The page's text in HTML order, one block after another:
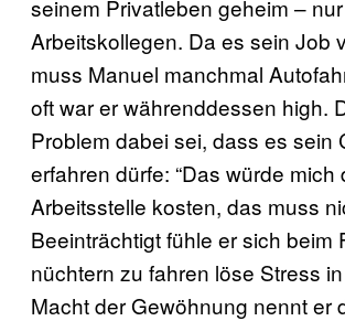
seinem Privatleben geheim –
Arbeitskollegen. Da es sein Job
muss Manuel manchmal
oft war er währenddessen high.
Problem dabei sei, dass es sein
erfahren dürfe: “Das würde mich
Arbeitsstelle kosten, das muss
Beeinträchtigt fühle er sich beim
nüchtern zu fahren löse Stress
Macht der Gewöhnung nennt er